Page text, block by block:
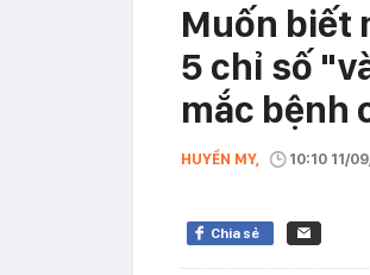
Muốn biết
5 chỉ số
mắc bệnh
HUYỀN MY, 10:10 11/
Chia sẻ